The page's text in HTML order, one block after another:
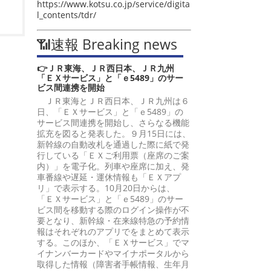
https://www.kotsu.co.jp/service/digita
l_contents/tdr/
📶速報 Breaking news
👉ＪＲ東海、ＪＲ西日本、ＪＲ九州
「ＥＸサービス」と「ｅ5489」のサー
ビス間連携を開始
ＪＲ東海とＪＲ西日本、ＪＲ九州は６
日、「ＥＸサービス」と「ｅ5489」の
サービス間連携を開始し、さらなる機能
拡充を図ると発表した。９月15日には、
新幹線の自動改札を通過した際に紙で発
行している「ＥＸご利用票（座席のご案
内）」を電子化。列車や座席に加え、発
車番線や遅延・運休情報も「ＥＸアプ
リ」で表示する。10月20日からは、
「ＥＸサービス」と「ｅ5489」のサー
ビス間を移動する際のログイン操作が不
要となり、新幹線・在来線特急の予約情
報はそれぞれのアプリでをまとめて表示
する。このほか、「ＥＸサービス」でマ
イナンバーカードやマイナポータルから
取得した情報（障害者手帳情報、生年月